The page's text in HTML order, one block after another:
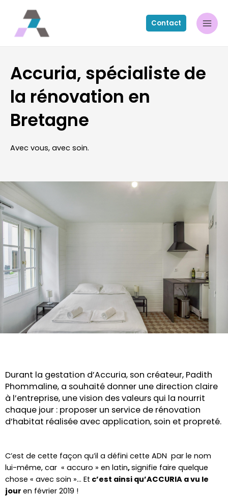
Contact
Accuria, spécialiste de
la rénovation en
Bretagne
Avec vous, avec soin.
Durant la gestation d’Accuria, son créateur, Padith
Phommaline, a souhaité donner une direction claire
à l’entreprise, une vision des valeurs qui la nourrit
chaque jour : proposer un service de rénovation
d’habitat réalisée avec application, soin et propreté.
C’est de cette façon qu’il a défini cette ADN par le nom
lui-même, car « accuro » en latin,signifie faire quelque
chose « avec soin »… Et c’est ainsi qu’ACCURIA a vu le
jour en février 2019 !